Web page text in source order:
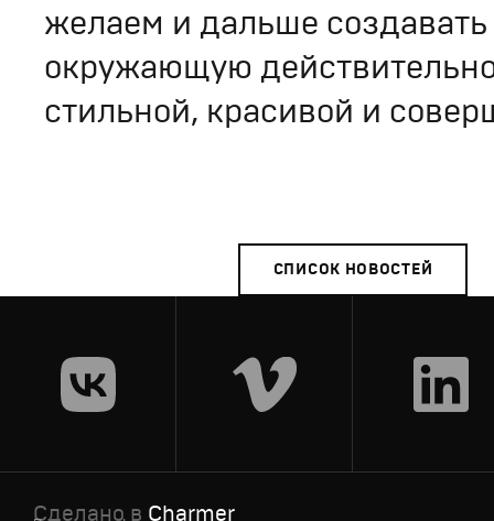
желаем и дальше создавать
окружающую
стильной, красивой и
СПИСОК НОВОСТЕЙ
Сделано в Charmer